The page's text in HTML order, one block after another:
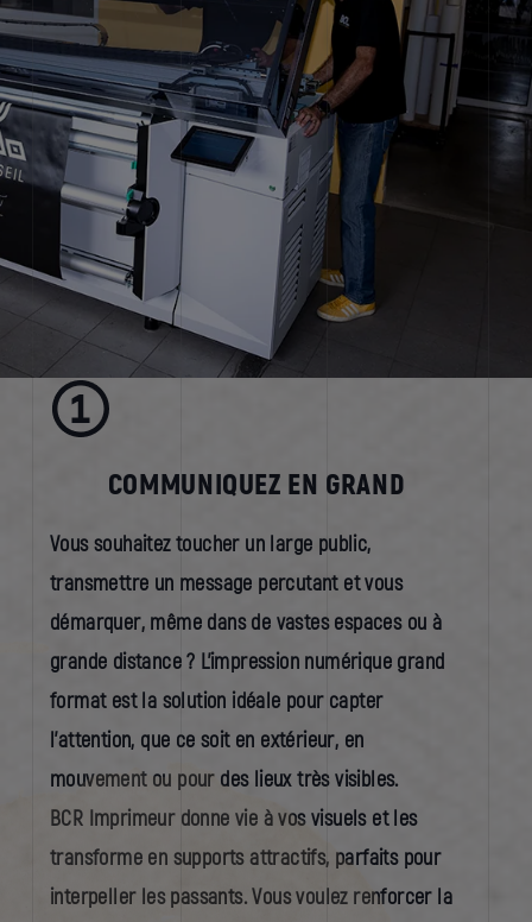
COMMUNIQUEZ EN GRAND
Vous souhaitez toucher un large public,
transmettre un message percutant et vous
démarquer, même dans de vastes espaces ou à
grande distance ? L’impression numérique grand
format est la solution idéale pour capter
l’attention, que ce soit en extérieur, en
mouvement ou pour des lieux très visibles.
BCR Imprimeur donne vie à vos visuels et les
transforme en supports attractifs, parfaits pour
interpeller les passants. Vous voulez renforcer la